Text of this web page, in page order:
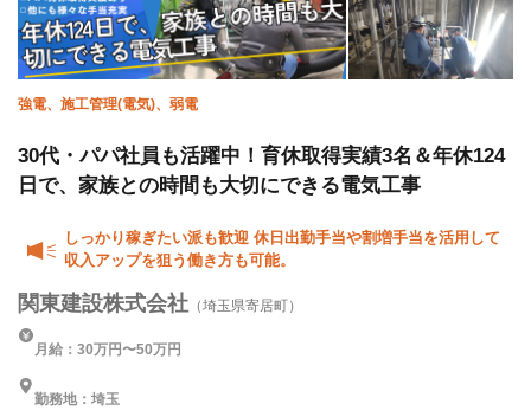
強電、施工管理(電気)、弱電
30代・パパ社員も活躍中！育休取得実績3名＆年休124
日で、家族との時間も大切にできる電気工事
しっかり稼ぎたい派も歓迎 休日出勤手当や割増手当を活用して
収入アップを狙う働き方も可能。
関東建設株式会社 （埼玉県寄居町）
月給：30万円〜50万円
勤務地：埼玉